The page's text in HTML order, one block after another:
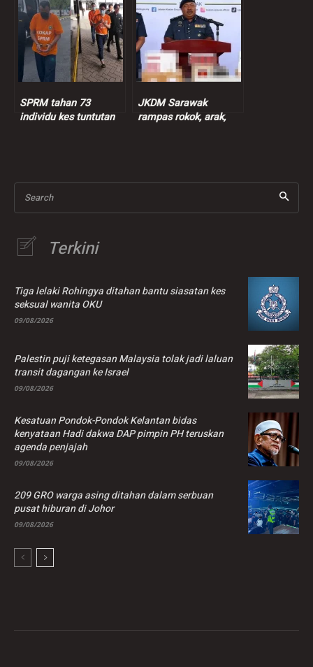
SPRM tahan 73
individu kes tuntutan
JKDM Sarawak
rampas rokok, arak,
Search
Terkini
Tiga lelaki Rohingya ditahan bantu siasatan kes
seksual wanita OKU
09/08/2026
Palestin puji ketegasan Malaysia tolak jadi laluan
transit dagangan ke Israel
09/08/2026
Kesatuan Pondok-Pondok Kelantan bidas
kenyataan Hadi dakwa DAP pimpin PH teruskan
agenda penjajah
09/08/2026
209 GRO warga asing ditahan dalam serbuan
pusat hiburan di Johor
09/08/2026